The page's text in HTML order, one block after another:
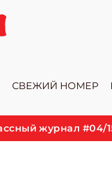
СВЕЖИЙ НОМЕР
журнал #04/